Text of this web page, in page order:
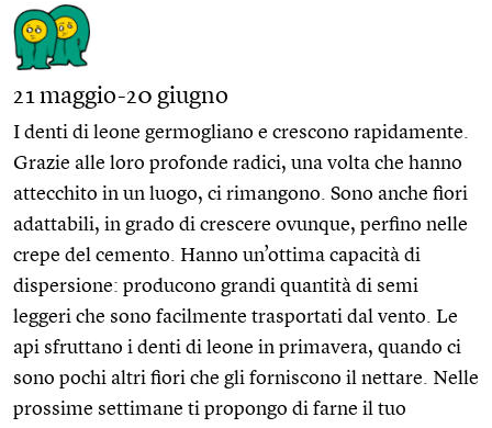
21 maggio-20 giugno
I denti di leone germogliano e crescono rapidamente.
Grazie alle loro profonde radici, una volta che hanno
attecchito in un luogo, ci rimangono. Sono anche fiori
adattabili, in grado di crescere ovunque, perfino nelle
crepe del cemento. Hanno un’ottima capacità di
dispersione: producono grandi quantità di semi
leggeri che sono facilmente trasportati dal vento. Le
api sfruttano i denti di leone in primavera, quando ci
sono pochi altri fiori che gli forniscono il nettare. Nelle
prossime settimane ti propongo di farne il tuo